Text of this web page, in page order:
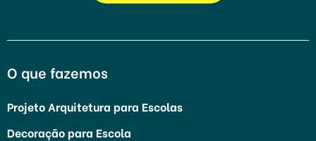
O que fazemos
Projeto Arquitetura para Escolas
Decoração para Escola